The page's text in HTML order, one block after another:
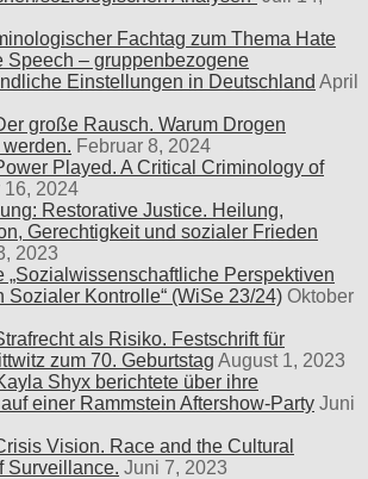
Fachtag zum Thema Hate
Speech – gruppenbezogene
Einstellungen in Deutschland April
große Rausch. Warum Drogen
Februar 8, 2024
Played. A Critical Criminology of
16, 2024
Restorative Justice. Heilung,
Gerechtigkeit und sozialer Frieden
2023
„Sozialwissenschaftliche Perspektiven
Sozialer Kontrolle“ (WiSe 23/24) Oktober
als Risiko. Festschrift für
zum 70. Geburtstag August 1, 2023
Shyx berichtete über ihre
einer Rammstein Aftershow-Party Juni
Vision. Race and the Cultural
Surveillance. Juni 7, 2023